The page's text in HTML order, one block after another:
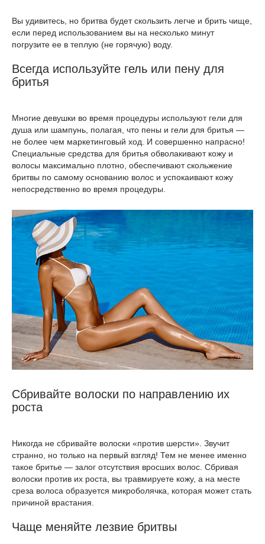
Вы удивитесь, но бритва будет скользить легче и брить чище,
если перед использованием вы на несколько минут
погрузите ее в теплую (не горячую) воду.
Всегда используйте гель или пену для
бритья
Многие девушки во время процедуры используют гели для
душа или шампунь, полагая, что пены и гели для бритья —
не более чем маркетинговый ход. И совершенно напрасно!
Специальные средства для бритья обволакивают кожу и
волосы максимально плотно, обеспечивают скольжение
бритвы по самому основанию волос и успокаивают кожу
непосредственно во время процедуры.
Сбривайте волоски по направлению их
роста
Никогда не сбривайте волоски «против шерсти». Звучит
странно, но только на первый взгляд! Тем не менее именно
такое бритье — залог отсутствия вросших волос. Сбривая
волоски против их роста, вы травмируете кожу, а на месте
среза волоса образуется микроболячка, которая может стать
причиной врастания.
Чаще меняйте лезвие бритвы